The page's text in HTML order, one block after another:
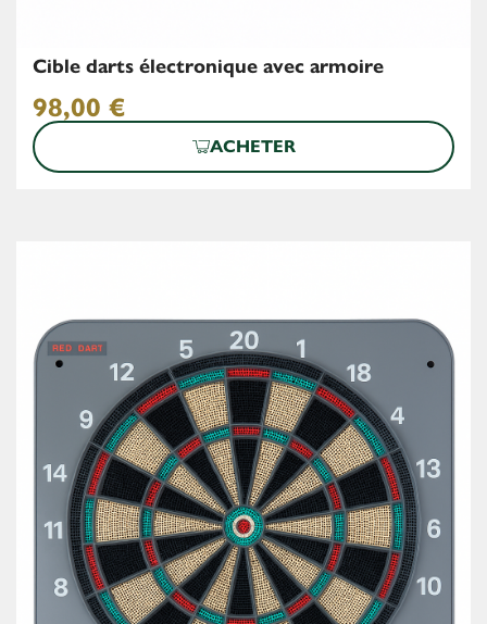
Cible darts électronique avec armoire
98,00 €
ACHETER